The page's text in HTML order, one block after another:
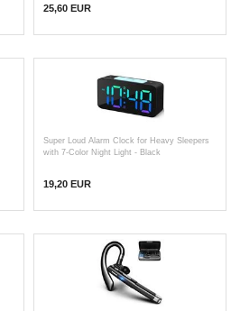
25,60 EUR
Super Loud Alarm Clock for Heavy Sleepers
with 7-Color Night Light - Black
19,20 EUR